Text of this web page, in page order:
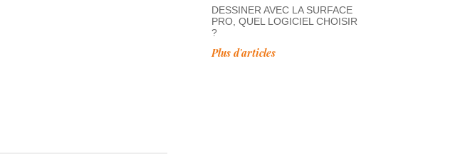
DESSINER AVEC LA SURFACE
PRO, QUEL LOGICIEL CHOISIR
?
Plus d'articles